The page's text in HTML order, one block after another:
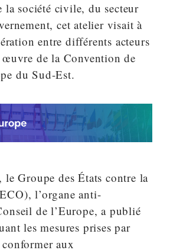
la société civile, du secteur
cet atelier visait à
entre différents acteurs
œuvre de la Convention de
du Sud-Est.
le Groupe des États contre la
l’organe anti-
de l’Europe, a publié
les mesures prises par
aux